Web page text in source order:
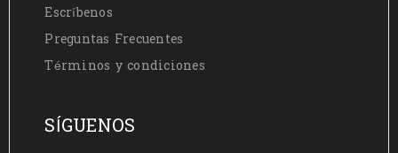
Escríbenos
Preguntas Frecuentes
Términos y condiciones
SÍGUENOS